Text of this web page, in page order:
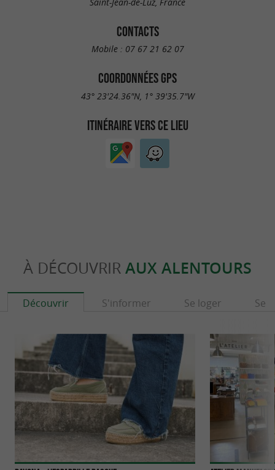
CONTACTS
Mobile : 07 67 21 62 07
COORDONNÉES GPS
43° 23'24.36"N, 1° 39'35.7"W
ITINÉRAIRE VERS CE LIEU
À DÉCOUVRIR AUX ALENTOURS
Découvrir S'informer Se loger Se